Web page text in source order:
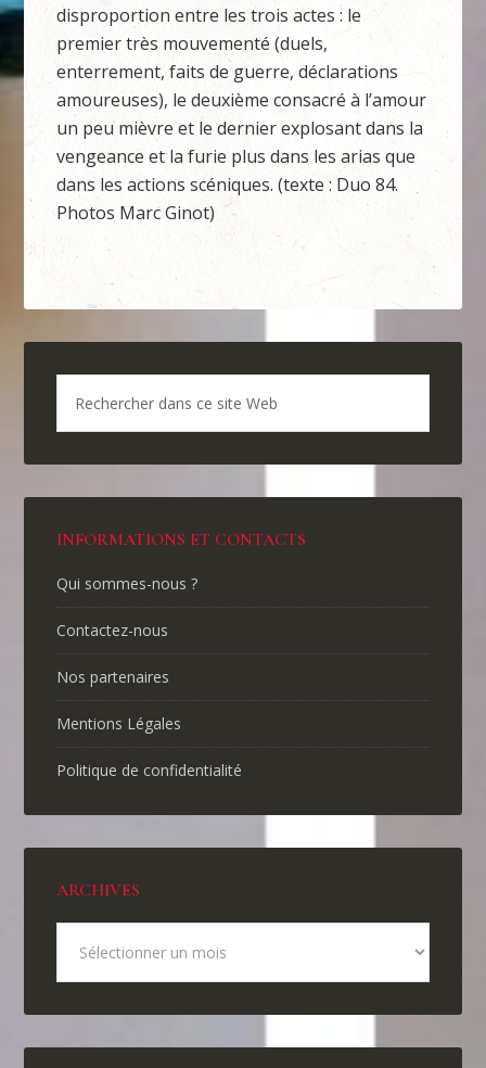
disproportion entre les trois actes : le
premier très mouvementé (duels,
enterrement, faits de guerre, déclarations
amoureuses), le deuxième consacré à l’amour
un peu mièvre et le dernier explosant dans la
vengeance et la furie plus dans les arias que
dans les actions scéniques. (texte : Duo 84.
Photos Marc Ginot)
INFORMATIONS ET CONTACTS
Qui sommes-nous ?
Contactez-nous
Nos partenaires
Mentions Légales
Politique de confidentialité
ARCHIVES